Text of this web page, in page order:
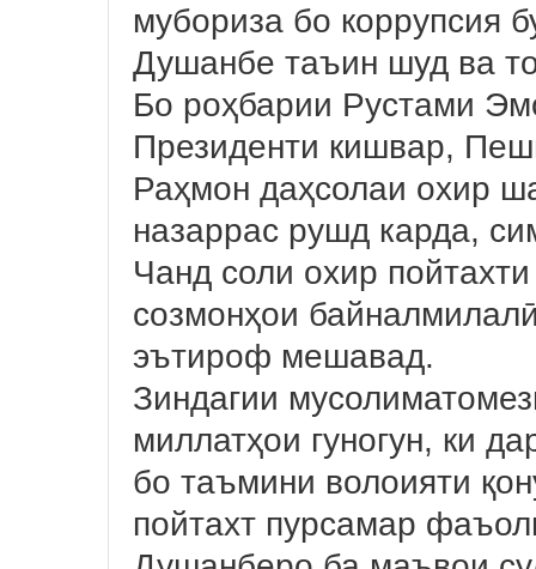
мубориза бо коррупсия
Душанбе таъин шуд ва
Бо роҳбарии Рустами
Президенти кишвар,
Раҳмон даҳсолаи охир
назаррас рушд карда,
Чанд соли охир
созмонҳои
эътироф мешавад.
Зиндагии
миллатҳои гуногун, ки
бо таъмини волоияти
пойтахт пурсамар